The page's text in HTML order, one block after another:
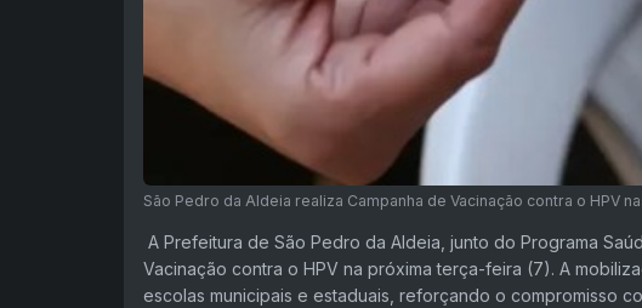
São Pedro da Aldeia realiza Campanha de Vacinação contra o HPV
A Prefeitura de São Pedro da Aldeia, junto do Programa
Vacinação contra o HPV na próxima terça-feira (7). A
escolas municipais e estaduais, reforçando o compromisso